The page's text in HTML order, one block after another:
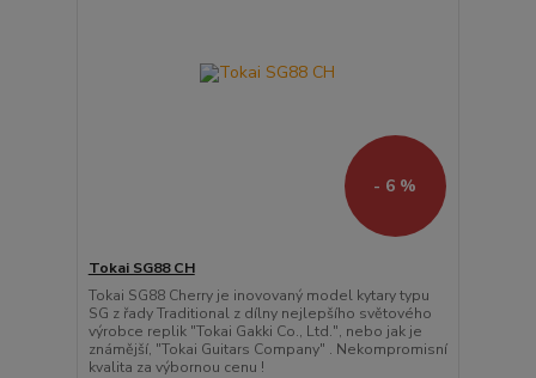
- 6 %
Tokai SG88 CH
Tokai SG88 Cherry je inovovaný model kytary typu
SG z řady Traditional z dílny nejlepšího světového
výrobce replik "Tokai Gakki Co., Ltd.", nebo jak je
známější, "Tokai Guitars Company" . Nekompromisní
kvalita za výbornou cenu !